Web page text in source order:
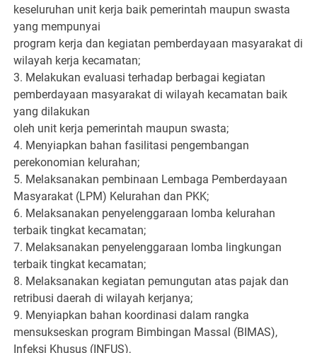
keseluruhan unit kerja baik pemerintah maupun swasta
yang mempunyai
program kerja dan kegiatan pemberdayaan masyarakat di
wilayah kerja kecamatan;
3. Melakukan evaluasi terhadap berbagai kegiatan
pemberdayaan masyarakat di wilayah kecamatan baik
yang dilakukan
oleh unit kerja pemerintah maupun swasta;
4. Menyiapkan bahan fasilitasi pengembangan
perekonomian kelurahan;
5. Melaksanakan pembinaan Lembaga Pemberdayaan
Masyarakat (LPM) Kelurahan dan PKK;
6. Melaksanakan penyelenggaraan lomba kelurahan
terbaik tingkat kecamatan;
7. Melaksanakan penyelenggaraan lomba lingkungan
terbaik tingkat kecamatan;
8. Melaksanakan kegiatan pemungutan atas pajak dan
retribusi daerah di wilayah kerjanya;
9. Menyiapkan bahan koordinasi dalam rangka
mensukseskan program Bimbingan Massal (BIMAS),
Infeksi Khusus (INFUS),